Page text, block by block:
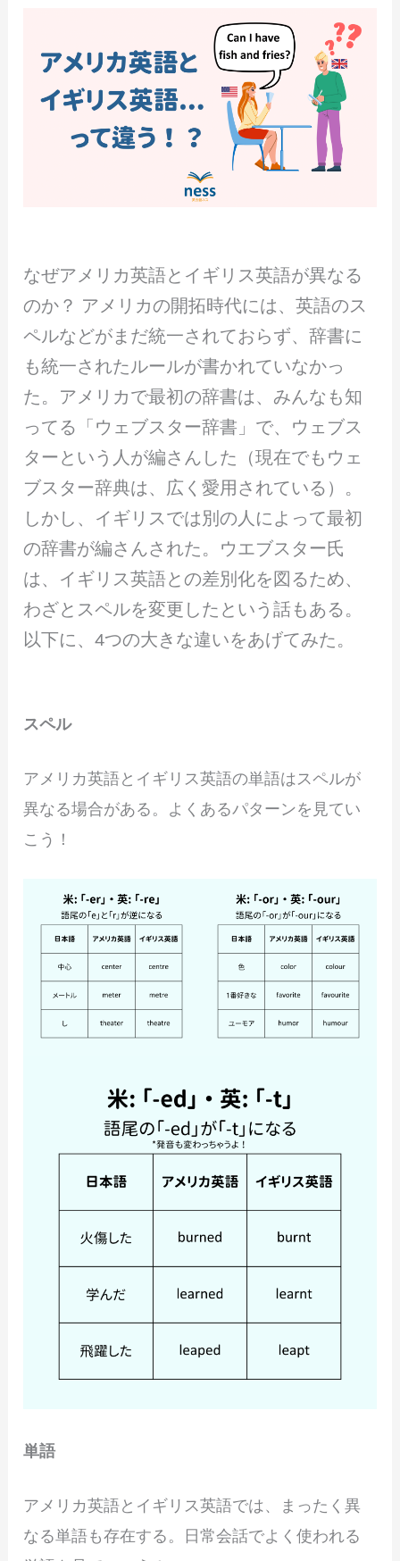
なぜアメリカ英語とイギリス英語が異なる
のか？ アメリカの開拓時代には、英語のス
ペルなどがまだ統一されておらず、辞書に
も統一されたルールが書かれていなかっ
た。アメリカで最初の辞書は、みんなも知
ってる「ウェブスター辞書」で、ウェブス
ターという人が編さんした（現在でもウェ
ブスター辞典は、広く愛用されている）。
しかし、イギリスでは別の人によって最初
の辞書が編さんされた。ウエブスター氏
は、イギリス英語との差別化を図るため、
わざとスペルを変更したという話もある。
以下に、4つの大きな違いをあげてみた。
スペル
アメリカ英語とイギリス英語の単語はスペルが
異なる場合がある。よくあるパターンを見てい
こう！
単語
アメリカ英語とイギリス英語では、まったく異
なる単語も存在する。日常会話でよく使われる